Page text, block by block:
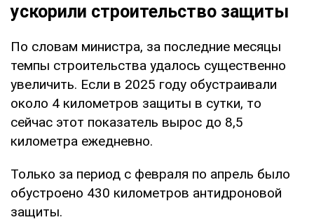
ускорили строительство защиты
По словам министра, за последние месяцы
темпы строительства удалось существенно
увеличить. Если в 2025 году обустраивали
около 4 километров защиты в сутки, то
сейчас этот показатель вырос до 8,5
километра ежедневно.
Только за период с февраля по апрель было
обустроено 430 километров антидроновой
защиты.